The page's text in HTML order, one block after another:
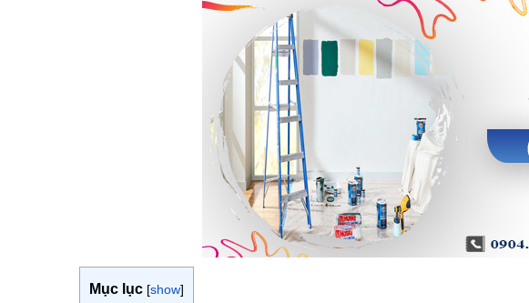
Mục lục [show]